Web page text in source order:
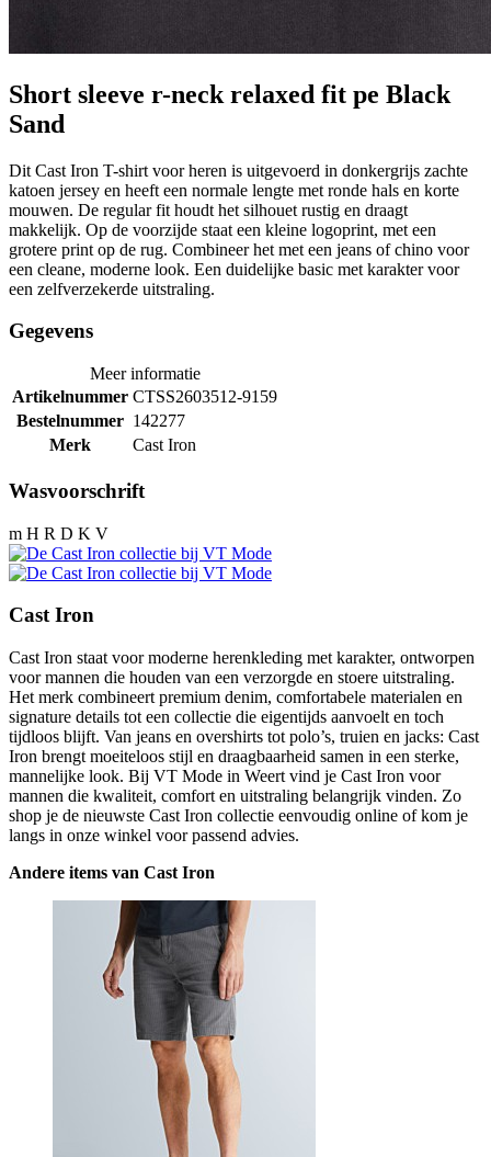
Short sleeve r-neck relaxed fit pe Black
Sand
Dit Cast Iron T-shirt voor heren is uitgevoerd in donkergrijs zachte
katoen jersey en heeft een normale lengte met ronde hals en korte
mouwen. De regular fit houdt het silhouet rustig en draagt
makkelijk. Op de voorzijde staat een kleine logoprint, met een
grotere print op de rug. Combineer het met een jeans of chino voor
een cleane, moderne look. Een duidelijke basic met karakter voor
een zelfverzekerde uitstraling.
Gegevens
Meer informatie
Artikelnummer CTSS2603512-9159
Bestelnummer 142277
Merk
Cast Iron
Wasvoorschrift
m H R D K V
Cast Iron
Cast Iron staat voor moderne herenkleding met karakter, ontworpen
voor mannen die houden van een verzorgde en stoere uitstraling.
Het merk combineert premium denim, comfortabele materialen en
signature details tot een collectie die eigentijds aanvoelt en toch
tijdloos blijft. Van jeans en overshirts tot polo’s, truien en jacks: Cast
Iron brengt moeiteloos stijl en draagbaarheid samen in een sterke,
mannelijke look. Bij VT Mode in Weert vind je Cast Iron voor
mannen die kwaliteit, comfort en uitstraling belangrijk vinden. Zo
shop je de nieuwste Cast Iron collectie eenvoudig online of kom je
langs in onze winkel voor passend advies.
Andere items van Cast Iron